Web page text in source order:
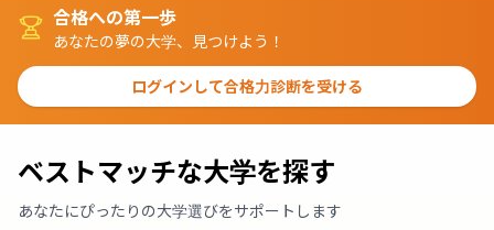
合格への第一歩
あなたの夢の大学、見つけよう！
ログインして合格力診断を受ける
ベストマッチな大学を探す
あなたにぴったりの大学選びをサポートします